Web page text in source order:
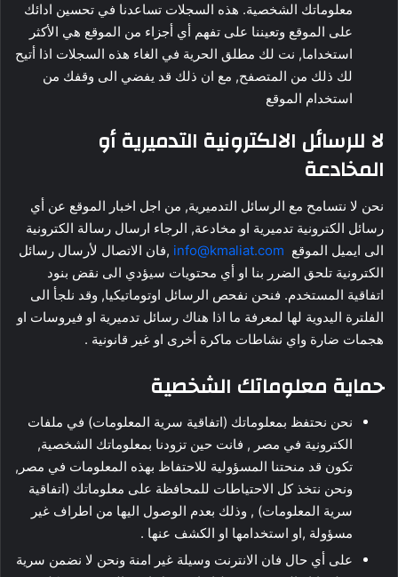
معلوماتك الشخصية. هذه السجلات تساعدنا في تحسين ادائك
على الموقع وتعيننا على تفهم أي أجزاء من الموقع هي الأكثر
استخداما, نت لك مطلق الحرية في الغاء هذه السجلات اذا أتيح
لك ذلك من المتصفح, مع ان ذلك قد يفضي الى وقفك من
استخدام الموقع
لا للرسائل الالكترونية التدميرية أو
المخادعة
نحن لا نتسامح مع الرسائل التدميرية, من اجل اخبار الموقع عن أي
رسائل الكترونية تدميرية او مخادعة, الرجاء ارسال رسالة الكترونية
الى ايميل الموقع info@kmaliat.com ,فان الاتصال لأرسال رسائل
الكترونية تلحق الضرر بنا او أي محتويات سيؤدي الى نقض بنود
اتفاقية المستخدم. فنحن نفحص الرسائل اوتوماتيكيا, وقد نلجأ الى
الفلترة اليدوية لها لمعرفة ما اذا هناك رسائل تدميرية او فيروسات او
هجمات ضارة واي نشاطات ماكرة أخرى او غير قانونية .
حماية معلوماتك الشخصية
نحن نحتفظ بمعلوماتك (اتفاقية سرية المعلومات) في ملفات
الكترونية في مصر , فانت حين تزودنا بمعلوماتك الشخصية,
تكون قد منحتنا المسؤولية للاحتفاظ بهذه المعلومات في مصر,
ونحن نتخذ كل الاحتياطات للمحافظة على معلوماتك (اتفاقية
سرية المعلومات) , وذلك بعدم الوصول اليها من اطراف غير
مسؤولة ,او استخدامها او الكشف عنها .
على أي حال فان الانترنت وسيلة غير امنة ونحن لا نضمن سرية